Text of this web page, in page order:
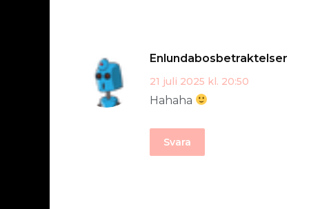
Enlundabosbetraktelser
21 juli 2025 kl. 20:50
Hahaha
Svara